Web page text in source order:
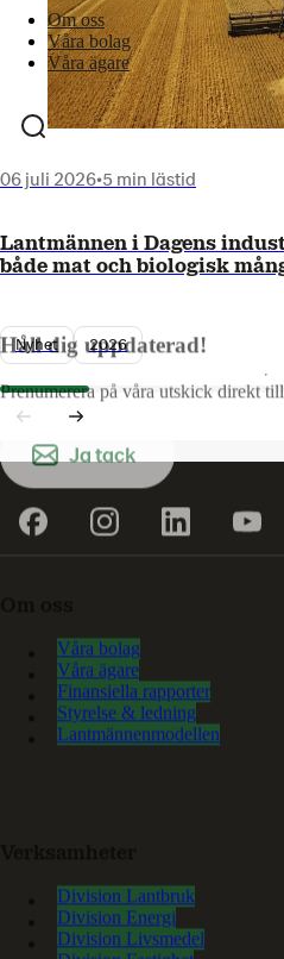
Om oss
Våra bolag
Våra ägare
06 juli 2026•5 min lästid
Lantmännen i Dagens
både mat och biologisk
Nyhet 2026
Håll dig uppdaterad!
Prenumerera på våra utskick direkt
Ja tack
Våra bolag
Våra ägare
Finansiella rapporter
Styrelse & ledning
Lantmännenmodellen
Division Lantbruk
Division Energi
Division Livsmedel